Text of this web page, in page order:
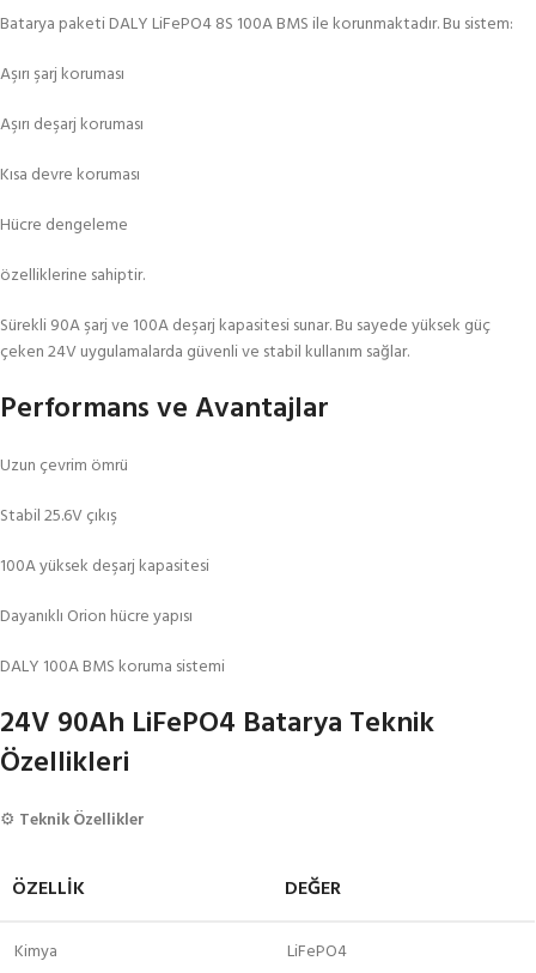
Batarya paketi DALY LiFePO4 8S 100A BMS ile korunmaktadır. Bu sistem:
Aşırı şarj koruması
Aşırı deşarj koruması
Kısa devre koruması
Hücre dengeleme
özelliklerine sahiptir.
Sürekli 90A şarj ve 100A deşarj kapasitesi sunar. Bu sayede yüksek güç
çeken 24V uygulamalarda güvenli ve stabil kullanım sağlar.
Performans ve Avantajlar
Uzun çevrim ömrü
Stabil 25.6V çıkış
100A yüksek deşarj kapasitesi
Dayanıklı Orion hücre yapısı
DALY 100A BMS koruma sistemi
24V 90Ah LiFePO4 Batarya Teknik
Özellikleri
⚙️ Teknik Özellikler
ÖZELLIK DEĞER
Kimya LiFePO4